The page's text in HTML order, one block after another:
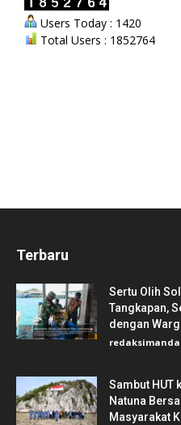
Users Today : 1420
Total Users : 1852764
Terbaru
Sertu Olih
Tangkapan,
dengan
Sambut HUT
Natuna
Masyarakat